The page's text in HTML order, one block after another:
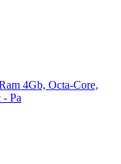
4Gb, Octa-Core,
Pa